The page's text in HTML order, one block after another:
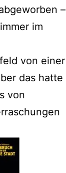
–
im
von einer
das hatte
von